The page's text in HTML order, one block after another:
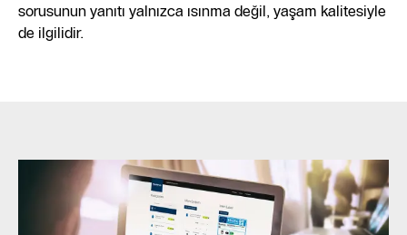
sorusunun yanıtı yalnızca ısınma değil, yaşam kalitesiyle
de ilgilidir.